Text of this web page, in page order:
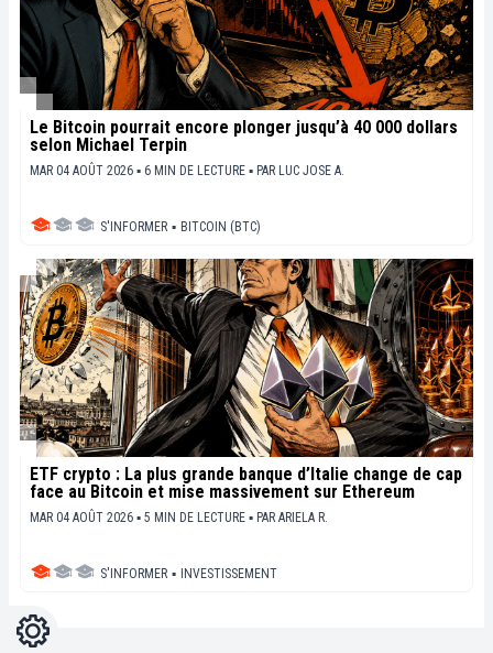
Le Bitcoin pourrait encore plonger jusqu’à 40 000 dollars
selon Michael Terpin
MAR 04 AOÛT 2026 ▪ 6 MIN DE LECTURE ▪ PAR LUC JOSE A.
S'INFORMER ▪ BITCOIN (BTC)
ETF crypto : La plus grande banque d’Italie change de cap
face au Bitcoin et mise massivement sur Ethereum
MAR 04 AOÛT 2026 ▪ 5 MIN DE LECTURE ▪ PAR ARIELA R.
S'INFORMER ▪ INVESTISSEMENT
Réglages